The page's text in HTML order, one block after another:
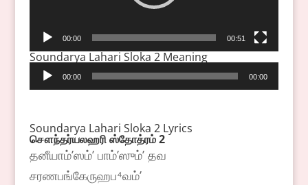
00:00 00:51
Soundarya Lahari Sloka 2 Meaning
Audio
Player
00:00 00:00
Soundarya Lahari Sloka 2 Lyrics
சௌந்தர்யலஹரி ஸ்தோத்ரம் 2
தனீயாம்ʼஸம்ʼ பாம்ʼஸும்ʼ தவ
சரணபங்கேருஹப⁴வம்ʼ